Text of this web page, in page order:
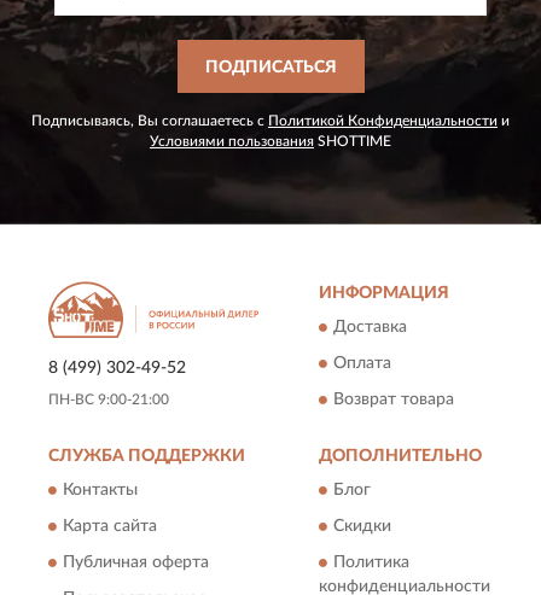
ПОДПИСАТЬСЯ
Подписываясь, Вы соглашаетесь с Политикой Конфиденциальности и
Условиями пользования SHOTTIME
8 (499) 302-49-52
ПН-ВС 9:00-21:00
ИНФОРМАЦИЯ
Доставка
Оплата
Возврат товара
СЛУЖБА ПОДДЕРЖКИ
Контакты
Карта сайта
Публичная оферта
ДОПОЛНИТЕЛЬНО
Блог
Скидки
Политика
конфиденциальности